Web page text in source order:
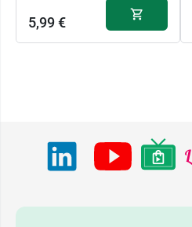
5,99 €